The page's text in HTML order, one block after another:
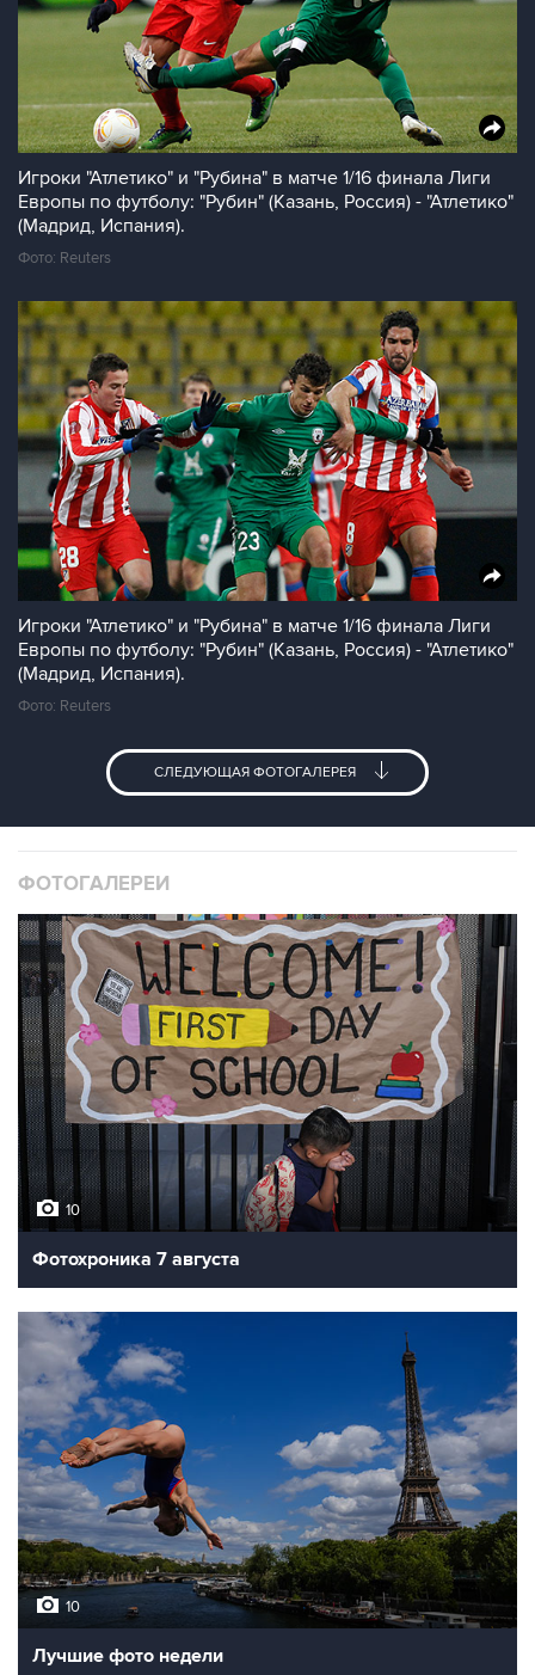
Игроки "Атлетико" и "Рубина" в матче 1/16 финала Лиги
Европы по футболу: "Рубин" (Казань, Россия) - "Атлетико"
(Мадрид, Испания).
Фото: Reuters
Игроки "Атлетико" и "Рубина" в матче 1/16 финала Лиги
Европы по футболу: "Рубин" (Казань, Россия) - "Атлетико"
(Мадрид, Испания).
Фото: Reuters
СЛЕДУЮЩАЯ ФОТОГАЛЕРЕЯ
ФОТОГАЛЕРЕИ
10
Фотохроника 7 августа
10
Лучшие фото недели